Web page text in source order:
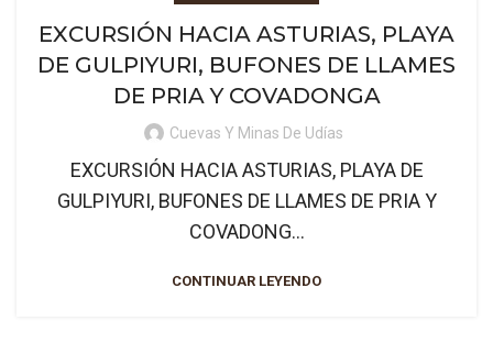
EXCURSIÓN HACIA ASTURIAS, PLAYA
DE GULPIYURI, BUFONES DE LLAMES
DE PRIA Y COVADONGA
Cuevas Y Minas De Udías
EXCURSIÓN HACIA ASTURIAS, PLAYA DE
GULPIYURI, BUFONES DE LLAMES DE PRIA Y
COVADONG...
CONTINUAR LEYENDO